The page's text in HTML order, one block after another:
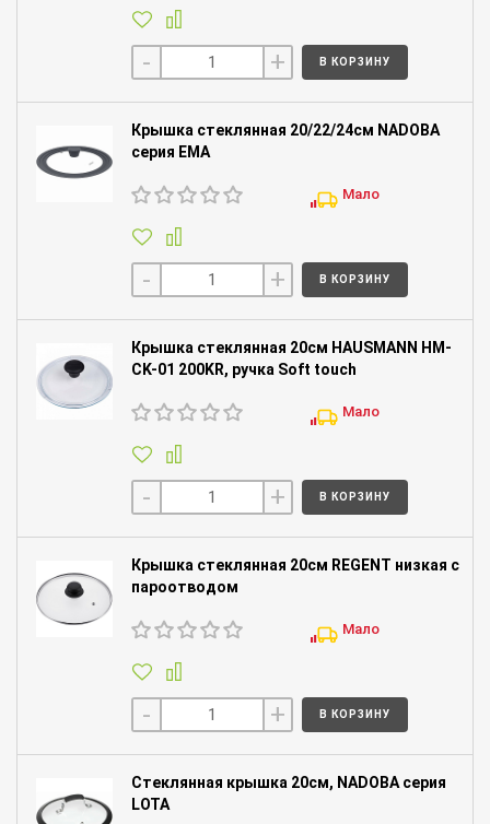
- + В КОРЗИНУ
Крышка стеклянная 20/22/24см NADOBA
серия EMA
Мало
- + В КОРЗИНУ
Крышка стеклянная 20см HAUSMANN HM-
CK-01 200KR, ручка Soft touch
Мало
- + В КОРЗИНУ
Крышка стеклянная 20см REGENT низкая с
пароотводом
Мало
- + В КОРЗИНУ
Стеклянная крышка 20см, NADOBA серия
LOTA